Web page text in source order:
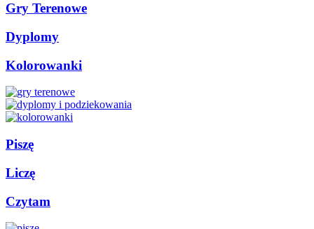
Gry Terenowe
Dyplomy
Kolorowanki
Piszę
Liczę
Czytam